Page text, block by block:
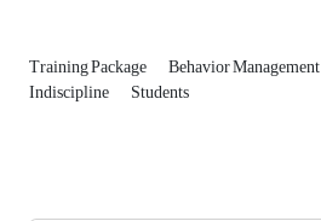
Training Package Behavior Management
Indiscipline Students